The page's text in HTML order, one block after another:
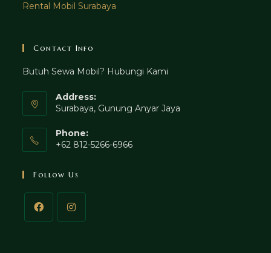
Rental Mobil Surabaya
Contact Info
Butuh Sewa Mobil? Hubungi Kami
Address:
Surabaya, Gunung Anyar Jaya
Phone:
+62 812-5266-6966
Follow Us